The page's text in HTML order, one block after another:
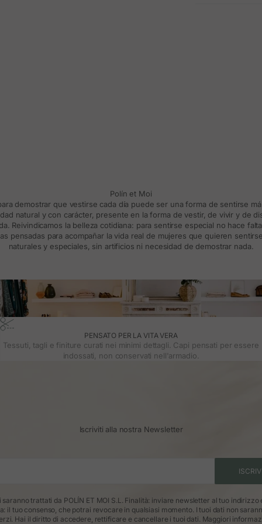
Polín et Moi
demostrar que vestirse cada día puede ser una forma de sentirse
natural y con carácter, presente en la forma de vestir, de vivir y de
Reivindicamos la belleza cotidiana: para sentirse especial no hace
pensadas para acompañar la vida real de mujeres que quieren
naturales y especiales, sin artificios ni necesidad de demostrar nada.
PENSATO PER LA VITA VERA
Tessuti, tagli e finiture curati nei minimi dettagli. Capi pensati per essere
indossati, non conservati nell'armadio.
Iscriviti alla nostra Newsletter
saranno trattati da POLÍN ET MOI S.L. Finalità: inviare newsletter al tuo indirizzo
il tuo consenso, che potrai revocare in qualsiasi momento. I tuoi dati non
Hai il diritto di accedere, rettificare e cancellare i tuoi dati. Maggiori